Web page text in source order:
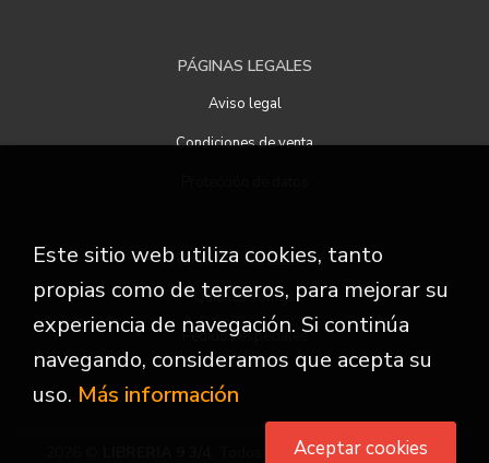
PÁGINAS LEGALES
Aviso legal
Condiciones de venta
ATENCIÓN AL CLIENTE
Quiénes somos
Pedidos especiales
. Todos los Derechos Reservados
Este sitio web utiliza cookies, tanto
propias como de terceros, para mejorar su
experiencia de navegación. Si continúa
navegando, consideramos que acepta su
uso. Más información
Aceptar cookies